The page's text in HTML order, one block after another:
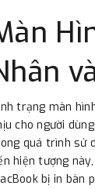
trạng màn
cho người
quá trình sử
hiện tượng
bị in bàn